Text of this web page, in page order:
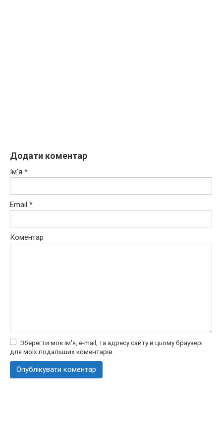
Додати коментар
Ім'я *
Email *
Коментар
Зберегти моє ім'я, e-mail, та адресу сайту в цьому браузері
для моїх подальших коментарів.